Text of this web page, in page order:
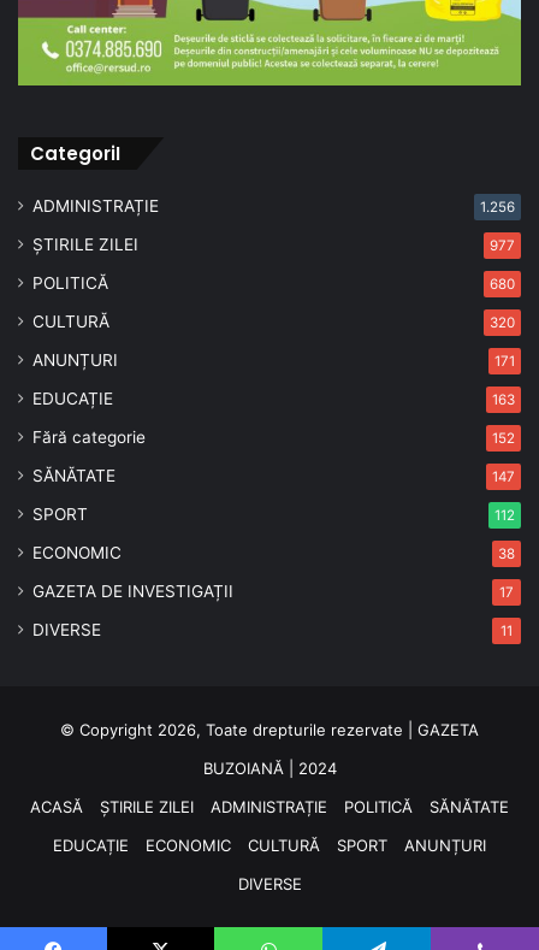
CategoriI
ADMINISTRAȚIE 1.256
ȘTIRILE ZILEI 977
POLITICĂ 680
CULTURĂ 320
ANUNȚURI 171
EDUCAȚIE 163
Fără categorie 152
SĂNĂTATE 147
SPORT 112
ECONOMIC 38
GAZETA DE INVESTIGAȚII 17
DIVERSE 11
© Copyright 2026, Toate drepturile rezervate | GAZETA
BUZOIANĂ | 2024
ACASĂ
ȘTIRILE ZILEI ADMINISTRAȚIE POLITICĂ
SĂNĂTATE
EDUCAȚIE
ECONOMIC CULTURĂ SPORT
ANUNȚURI
DIVERSE